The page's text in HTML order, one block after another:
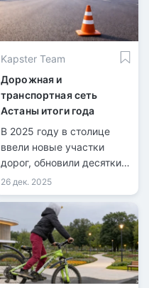
Kapster Team
Дорожная и
транспортная сеть
Астаны итоги года
В 2025 году в столице
ввели новые участки
дорог, обновили десятки
километров покрытия.
26 дек. 2025